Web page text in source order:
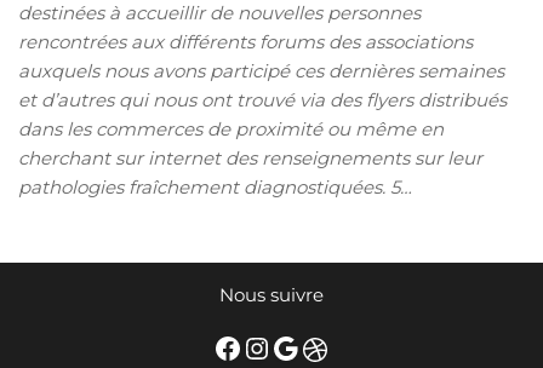
destinées à accueillir de nouvelles personnes
rencontrées aux différents forums des associations
auxquels nous avons participé ces dernières semaines
et d’autres qui nous ont trouvé via des flyers distribués
dans les commerces de proximité ou même en
cherchant sur internet des renseignements sur leur
pathologies fraîchement diagnostiquées. 5…
Nous suivre
Facebook
Instagram
Google
Dribbble